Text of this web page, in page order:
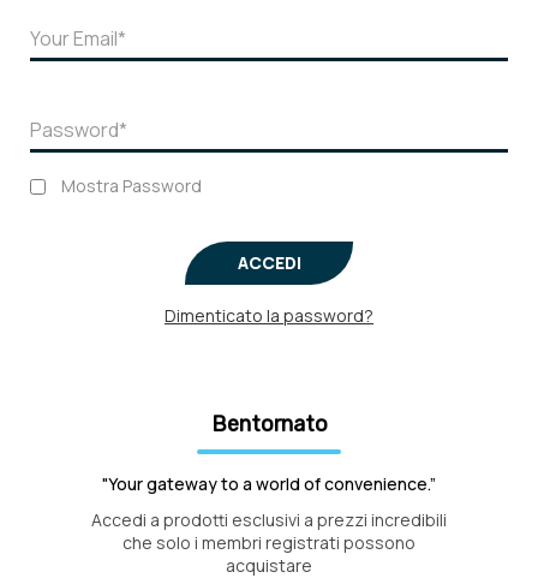
Mostra Password
ACCEDI
Dimenticato la password?
Bentornato
"Your gateway to a world of convenience.”
Accedi a prodotti esclusivi a prezzi incredibili
che solo i membri registrati possono
acquistare